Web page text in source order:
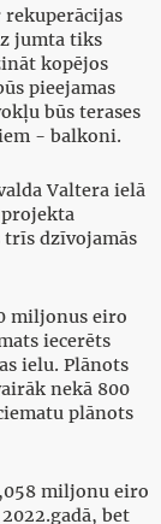
jumta tiks
kopējos
pieejamas
būs terases
- balkoni.
Valtera ielā
dzīvojamās
miljonus eiro
iecerēts
ielu. Plānots
nekā 800
plānots
miljonu eiro
bet